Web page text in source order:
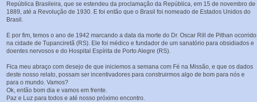
República Brasileira, que se estendeu da proclamação da República, em 15 de novembro de
1889, até a Revolução de 1930. E foi então que o Brasil foi nomeado de Estados Unidos do
Brasil.
E por fim, temos o ano de 1942 marcando a data da morte do Dr. Oscar Rill de Pithan ocorrido
na cidade de Tupanciretã (RS). Ele foi médico e fundador de um sanatório para obsidiados e
doentes nervosos e do Hospital Espírita de Porto Alegre (RS).
Fica meu abraço com desejo de que iniciemos a semana com Fé na Missão, e que os dados
deste nosso relato, possam ser incentivadores para construirmos algo de bom para nós e
para o mundo. Vamos?
Ok, então bom dia e vamos em frente.
Paz e Luz para todos e até nosso próximo encontro.